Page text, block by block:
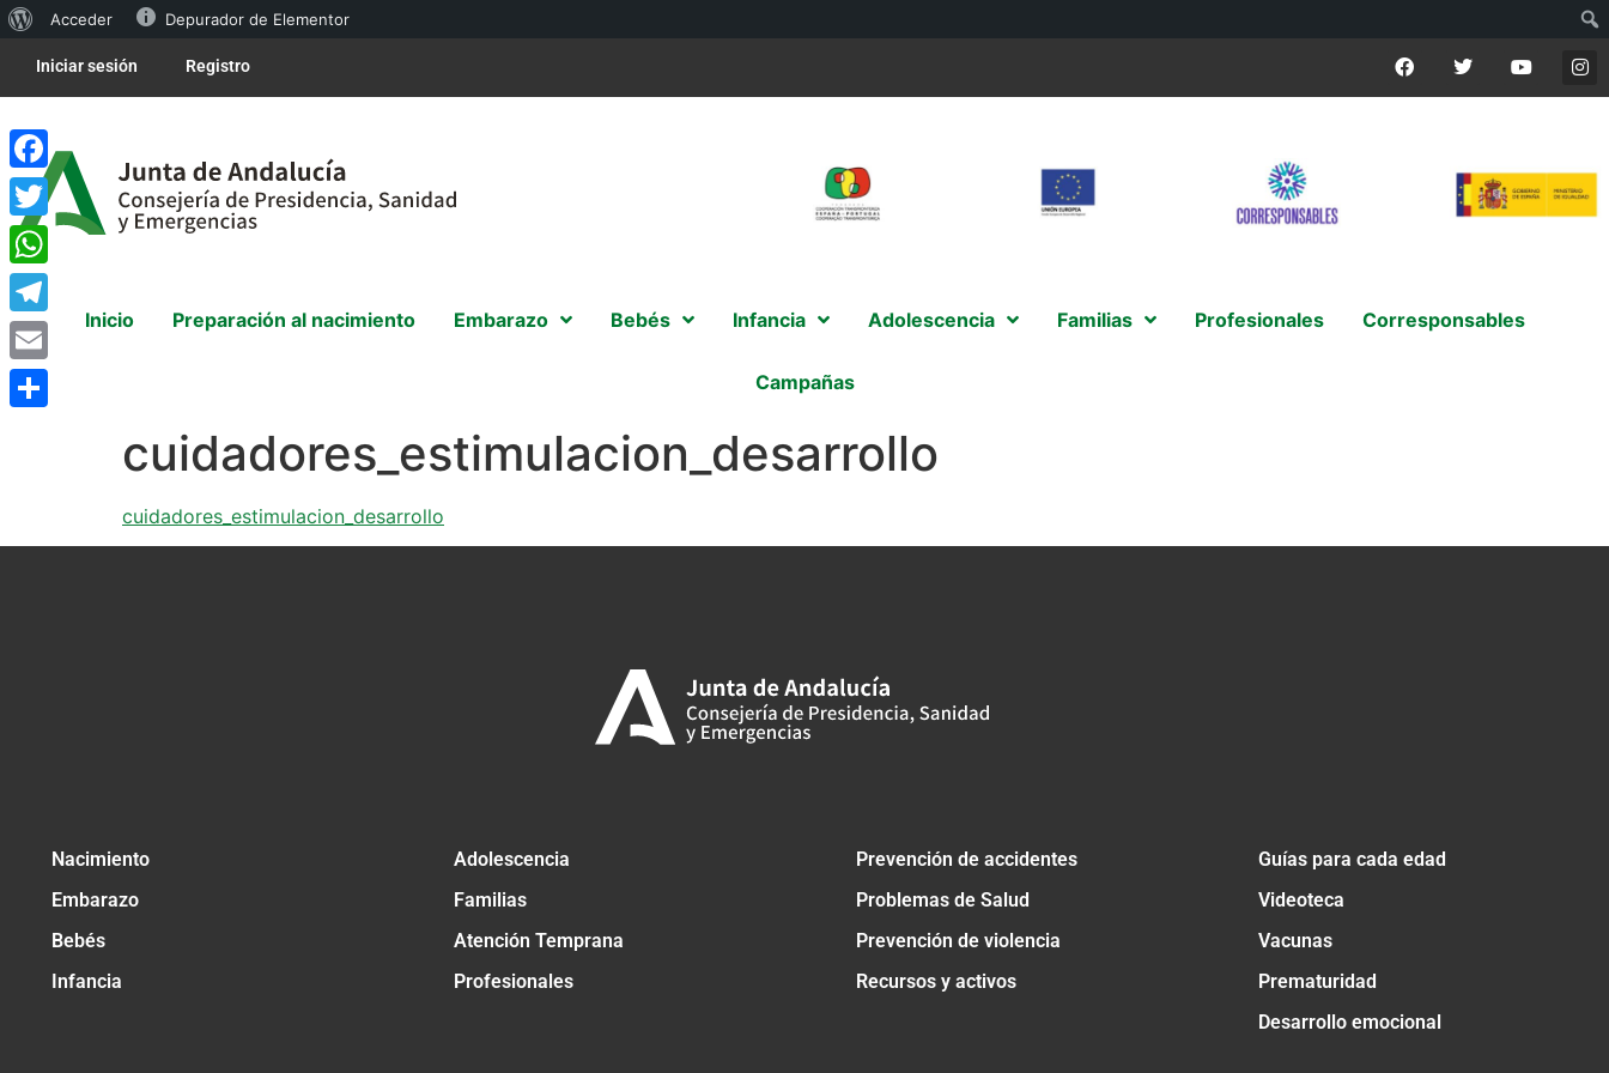
Acceder Depurador de Elementor
Iniciar sesión Registro
Inicio Preparación al nacimiento Embarazo Bebés Infancia Adolescencia Familias Profesionales Corresponsables
Campañas
cuidadores_estimulacion_desarrollo
cuidadores_estimulacion_desarrollo
Nacimiento
Embarazo
Bebés
Infancia
Adolescencia
Familias
Atención Temprana
Profesionales
Prevención de accidentes
Problemas de Salud
Prevención de violencia
Recursos y activos
Guías para cada edad
Videoteca
Vacunas
Prematuridad
Desarrollo emocional
Facebook
Twitter
WhatsApp
Telegram
Email